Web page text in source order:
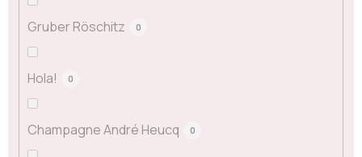
Gruber Röschitz 0
Hola! 0
Champagne André Heucq 0